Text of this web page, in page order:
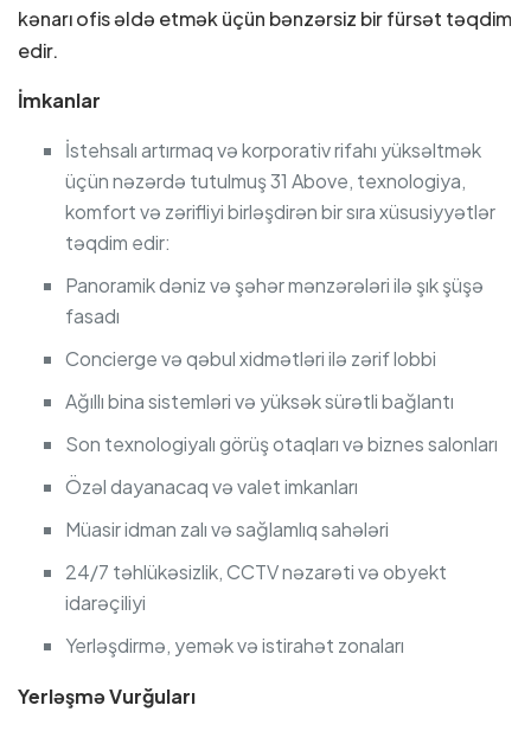
kənarı ofis əldə etmək üçün bənzərsiz bir fürsət təqdim
edir.
İmkanlar
İstehsalı artırmaq və korporativ rifahı yüksəltmək
üçün nəzərdə tutulmuş 31 Above, texnologiya,
komfort və zərifliyi birləşdirən bir sıra xüsusiyyətlər
təqdim edir:
Panoramik dəniz və şəhər mənzərələri ilə şık şüşə
fasadı
Concierge və qəbul xidmətləri ilə zərif lobbi
Ağıllı bina sistemləri və yüksək sürətli bağlantı
Son texnologiyalı görüş otaqları və biznes salonları
Özəl dayanacaq və valet imkanları
Müasir idman zalı və sağlamlıq sahələri
24/7 təhlükəsizlik, CCTV nəzarəti və obyekt
idarəçiliyi
Yerləşdirmə, yemək və istirahət zonaları
Yerləşmə Vurğuları